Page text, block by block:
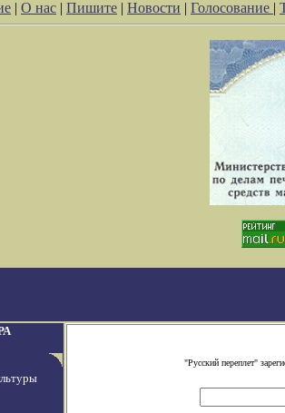
| О нас | Пишите | Новости | Голосование |
"Русский переплет"